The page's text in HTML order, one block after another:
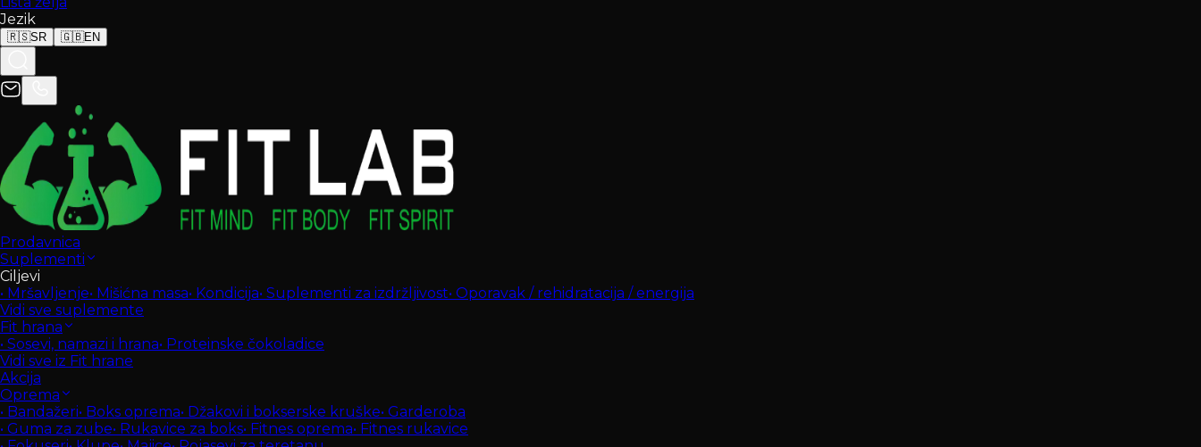
Jezik
🇷🇸SR 🇬🇧EN
Prodavnica
Suplementi
Ciljevi
• Mršavljenje• Mišićna masa• Kondicija• Suplementi za izdržljivost• Oporavak / rehidratacija / energija
Vidi sve suplemente
Fit hrana
• Sosevi, namazi i hrana• Proteinske čokoladice
Vidi sve iz Fit hrane
Akcija
Oprema
• Bandažeri• Boks oprema• Džakovi i bokserske kruške• Garderoba
• Guma za zube• Rukavice za boks• Fitnes oprema• Fitnes rukavice